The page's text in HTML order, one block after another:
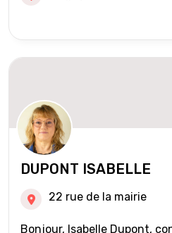
DUPONT ISABELLE
22 rue de la mairie
Bonjour, Isabelle Dupont,